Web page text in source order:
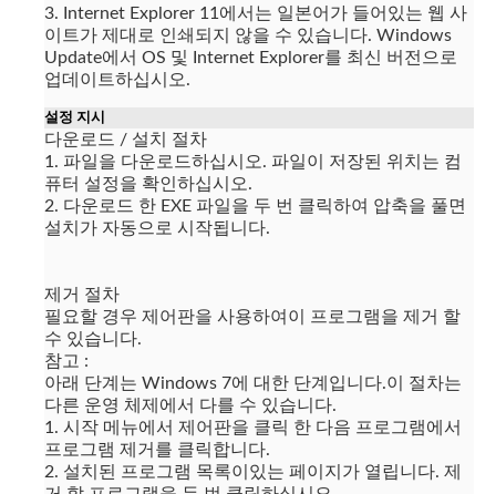
3. Internet Explorer 11에서는 일본어가 들어있는 웹 사
이트가 제대로 인쇄되지 않을 수 있습니다. Windows
Update에서 OS 및 Internet Explorer를 최신 버전으로
업데이트하십시오.
설정 지시
다운로드 / 설치 절차
1. 파일을 다운로드하십시오. 파일이 저장된 위치는 컴
퓨터 설정을 확인하십시오.
2. 다운로드 한 EXE 파일을 두 번 클릭하여 압축을 풀면
설치가 자동으로 시작됩니다.
제거 절차
필요할 경우 제어판을 사용하여이 프로그램을 제거 할
수 있습니다.
참고 :
아래 단계는 Windows 7에 대한 단계입니다.이 절차는
다른 운영 체제에서 다를 수 있습니다.
1. 시작 메뉴에서 제어판을 클릭 한 다음 프로그램에서
프로그램 제거를 클릭합니다.
2. 설치된 프로그램 목록이있는 페이지가 열립니다. 제